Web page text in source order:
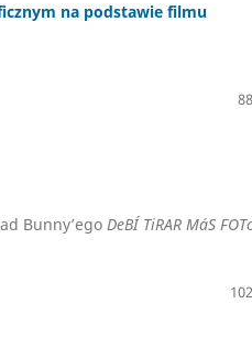
na podstawie filmu
Bunny’ego DeBÍ TiRAR MáS